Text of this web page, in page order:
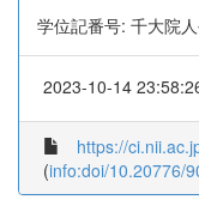
学位記番号: 千大院
2023-10-14
https://
(info:doi/10.20776/